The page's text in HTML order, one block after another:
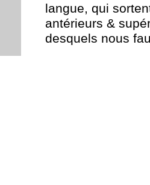
langue, qui
antérieurs &
desquels nous